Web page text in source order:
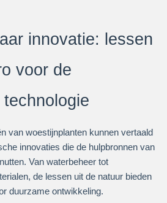
innovatie: lessen
voor de
van woestijnplanten kunnen vertaald
innovaties die de hulpbronnen van
Van waterbeheer tot
de lessen uit de natuur bieden
duurzame ontwikkeling.